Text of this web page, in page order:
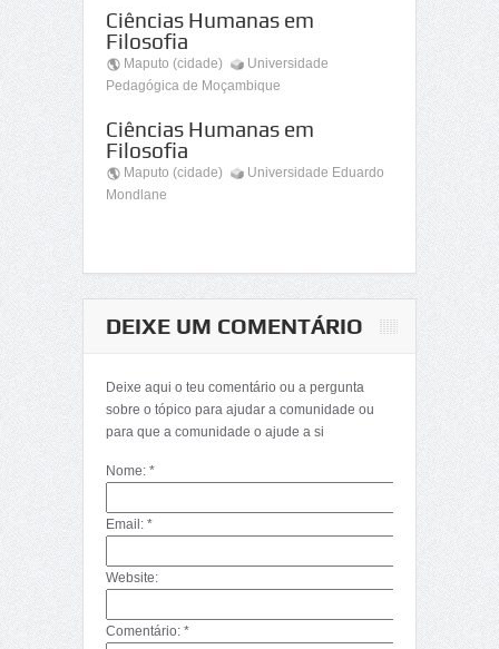
Ciências Humanas em
Filosofia
Maputo (cidade)
Universidade
Pedagógica de Moçambique
Ciências Humanas em
Filosofia
Maputo (cidade)
Universidade Eduardo
Mondlane
DEIXE UM COMENTÁRIO
Deixe aqui o teu comentário ou a pergunta
sobre o tópico para ajudar a comunidade ou
para que a comunidade o ajude a si
Nome: *
Email: *
Website:
Comentário: *